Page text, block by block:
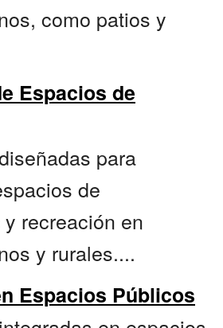
como patios y
Espacios de
para
de
recreación en
y rurales....
Espacios Públicos